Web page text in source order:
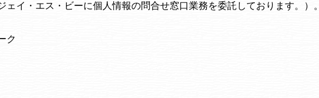
イ・エス・ビーに個人情報の問合せ窓口業務を委託しております。）。
ク